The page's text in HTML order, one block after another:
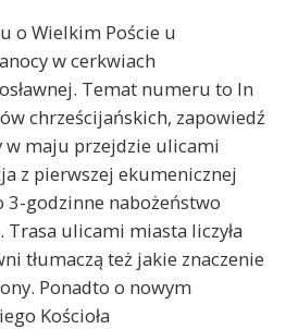
o Wielkim Poście u
w cerkwiach
Temat numeru to In
chrześcijańskich, zapowiedź
w maju przejdzie ulicami
z pierwszej ekumenicznej
3-godzinne nabożeństwo
Trasa ulicami miasta liczyła
tłumaczą też jakie znaczenie
Ponadto o nowym
Kościoła